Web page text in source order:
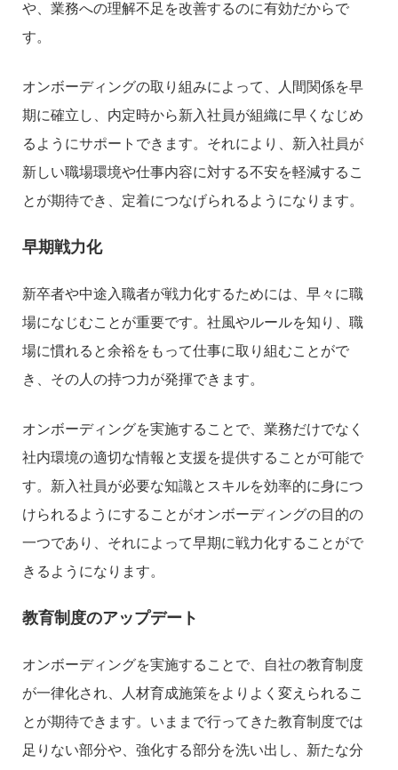
や、業務への理解不足を改善するのに有効だからで
す。
オンボーディングの取り組みによって、人間関係を早
期に確立し、内定時から新入社員が組織に早くなじめ
るようにサポートできます。それにより、新入社員が
新しい職場環境や仕事内容に対する不安を軽減するこ
とが期待でき、定着につなげられるようになります。
早期戦力化
新卒者や中途入職者が戦力化するためには、早々に職
場になじむことが重要です。社風やルールを知り、職
場に慣れると余裕をもって仕事に取り組むことがで
き、その人の持つ力が発揮できます。
オンボーディングを実施することで、業務だけでなく
社内環境の適切な情報と支援を提供することが可能で
す。新入社員が必要な知識とスキルを効率的に身につ
けられるようにすることがオンボーディングの目的の
一つであり、それによって早期に戦力化することがで
きるようになります。
教育制度のアップデート
オンボーディングを実施することで、自社の教育制度
が一律化され、人材育成施策をよりよく変えられるこ
とが期待できます。いままで行ってきた教育制度では
足りない部分や、強化する部分を洗い出し、新たな分